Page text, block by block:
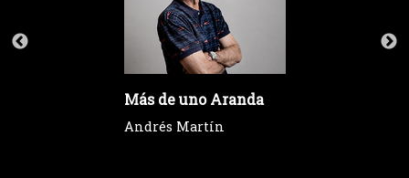
Más de uno Aranda
Andrés Martín